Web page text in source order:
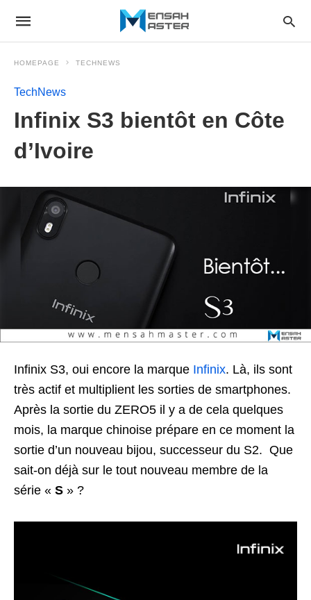
HOMEPAGE TECHNEWS
TechNews
Infinix S3 bientôt en Côte
d’Ivoire
Infinix S3, oui encore la marque Infinix. Là, ils sont
très actif et multiplient les sorties de smartphones.
Après la sortie du ZERO5 il y a de cela quelques
mois, la marque chinoise prépare en ce moment la
sortie d’un nouveau bijou, successeur du S2. Que
sait-on déjà sur le tout nouveau membre de la
série « S » ?